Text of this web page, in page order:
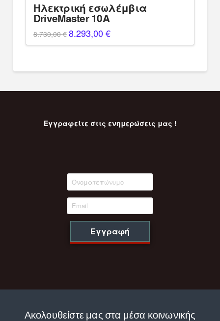
Ηλεκτρική εσωλέμβια
DriveMaster 10A
8.730,00€ Original
price
was:
8.293,00€Η
τρέχουσα
τιμή
Εγγραφείτε στις ενημερώσεις μας !
Εγγραφή
Ακολουθείστε μας στα μέσα κοινωνικής